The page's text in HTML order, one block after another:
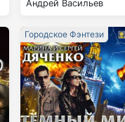
Андрей Васильев
Городское Фэнтези